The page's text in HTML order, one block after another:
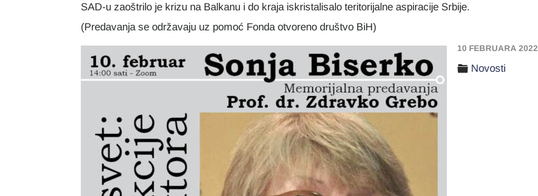
SAD-u zaoštrilo je krizu na Balkanu i do kraja iskristalisalo teritorijalne aspiracije Srbije.
(Predavanja se održavaju uz pomoć Fonda otvoreno društvo BiH)
10 FEBRUARA 2022
Novosti